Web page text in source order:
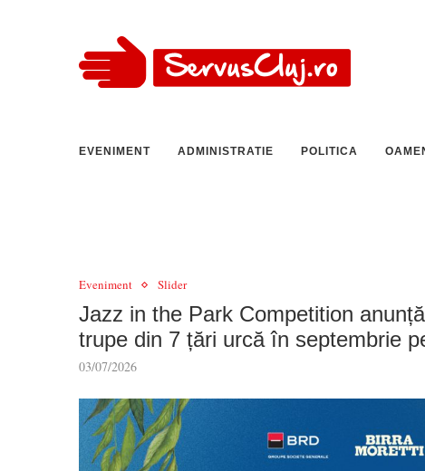
EVENIMENT ADMINISTRATIE POLITICA
Eveniment Slider
Jazz in the Park Competition
trupe din 7 țări urcă în septembrie
03/07/2026